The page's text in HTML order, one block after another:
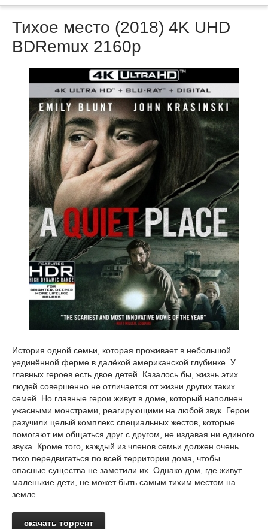
Тихое место (2018) 4K UHD
BDRemux 2160p
История одной семьи, которая проживает в небольшой
уединённой ферме в далёкой американской глубинке. У
главных героев есть двое детей. Казалось бы, жизнь этих
людей совершенно не отличается от жизни других таких
семей. Но главные герои живут в доме, который наполнен
ужасными монстрами, реагирующими на любой звук. Герои
разучили целый комплекс специальных жестов, которые
помогают им общаться друг с другом, не издавая ни единого
звука. Кроме того, каждый из членов семьи должен очень
тихо передвигаться по всей территории дома, чтобы
опасные существа не заметили их. Однако дом, где живут
маленькие дети, не может быть самым тихим местом на
земле.
скачать торрент